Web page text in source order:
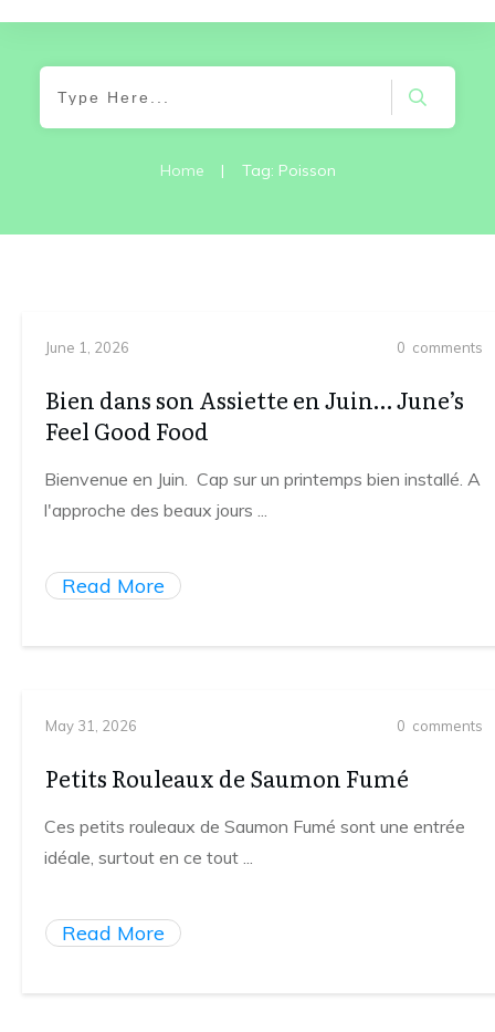
Home | Tag: Poisson
June 1, 2026 0 comments
Bien dans son Assiette en Juin… June’s
Feel Good Food
Bienvenue en Juin. Cap sur un printemps bien installé. A
l'approche des beaux jours ...
Read More
May 31, 2026 0 comments
Petits Rouleaux de Saumon Fumé
Ces petits rouleaux de Saumon Fumé sont une entrée
idéale, surtout en ce tout ...
Read More